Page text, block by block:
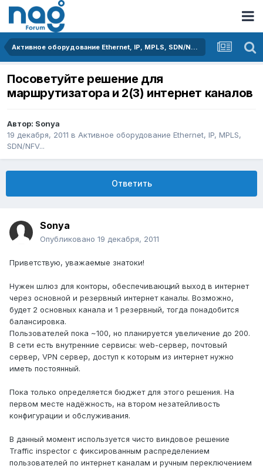
Активное оборудование Ethernet, IP, MPLS, SDN/NFV...
Посоветуйте решение для
маршрутизатора и 2(3) интернет каналов
Автор: Sonya
19 декабря, 2011 в Активное оборудование Ethernet, IP, MPLS,
SDN/NFV...
Ответить
Sonya
Опубликовано 19 декабря, 2011
Приветствую, уважаемые знатоки!
Нужен шлюз для конторы, обеспечивающий выход в интернет
через основной и резервный интернет каналы. Возможно,
будет 2 основных канала и 1 резервный, тогда понадобится
балансировка.
Пользователей пока ~100, но планируется увеличение до 200.
В сети есть внутренние сервисы: web-сервер, почтовый
сервер, VPN сервер, доступ к которым из интернет нужно
иметь постоянный.
Пока только определяется бюджет для этого решения. На
первом месте надёжность, на втором незатейливость
конфигурации и обслуживания.
В данный момент используется чисто виндовое решение
Traffic inspector с фиксированным распределением
пользователей по интернет каналам и ручным переключением